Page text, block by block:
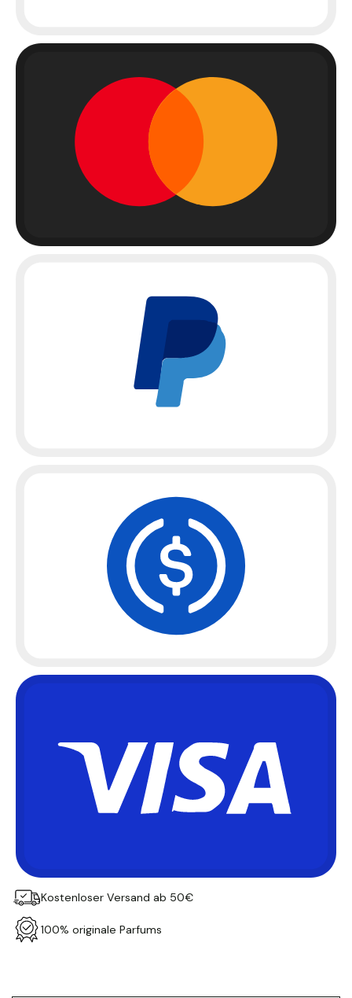
Kostenloser Versand ab 50€
100% originale Parfums